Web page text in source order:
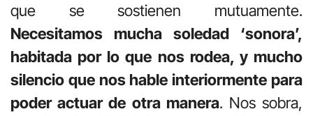
que se sostienen mutuamente.
Necesitamos mucha soledad ‘sonora’,
habitada por lo que nos rodea, y mucho
silencio que nos hable interiormente para
poder actuar de otra manera. Nos sobra,